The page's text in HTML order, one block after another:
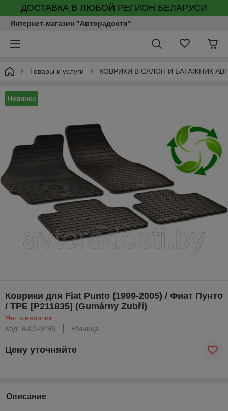
ДОСТАВКА В ЛЮБОЙ РЕГИОН БЕЛАРУСИ
Интернет-магазин "Авторадости"
Товары и услуги КОВРИКИ В САЛОН И БАГАЖНИК
Новинка
Коврики для Fiat Punto (1999-2005) / Фиат Пунто
/ TPE [P211835] (Gumárny Zubří)
Нет в наличии
Код: A-03-0496
Розница
Цену уточняйте
Описание